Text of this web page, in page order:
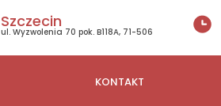
Szczecin
ul. Wyzwolenia 70 pok. B118A, 71-506
KONTAKT